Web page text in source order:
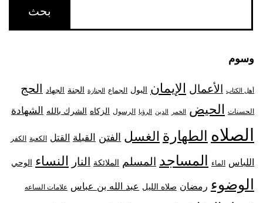
وسوم
أهل الكتاب الأعمال الإيمان البول الجماع الجنازة الجنة الجهاد الحج
الحسنات الحيض الخمر الدين الرؤيا الرسول الزكاه الشرك بالله الشهادة
الصلاه الطهارة الغسل الفتن القبلة القتل الكعبة الكفر
اللباس الماء المساجد المسلم الملائكة النار النساء الوحي
الوضوء رمضان صلاه الليل عبد الله بن عباس علامات الساعه